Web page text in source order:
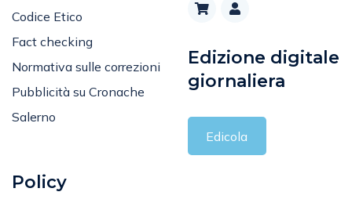
Codice Etico
Fact checking
Normativa sulle correzioni
Pubblicità su Cronache
Salerno
Edizione digitale
giornaliera
Edicola
Policy